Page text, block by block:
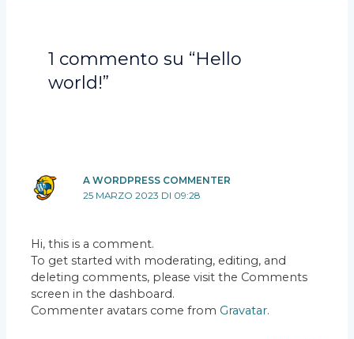
1 commento su “Hello
world!”
A WORDPRESS COMMENTER
25 MARZO 2023 DI 09:28
Hi, this is a comment.
To get started with moderating, editing, and
deleting comments, please visit the Comments
screen in the dashboard.
Commenter avatars come from Gravatar.